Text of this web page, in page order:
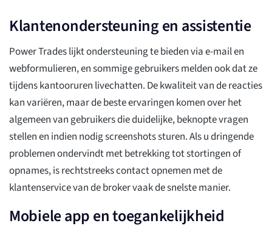
Klantenondersteuning en assistentie
Power Trades lijkt ondersteuning te bieden via e-mail en
webformulieren, en sommige gebruikers melden ook dat ze
tijdens kantooruren livechatten. De kwaliteit van de reacties
kan variëren, maar de beste ervaringen komen over het
algemeen van gebruikers die duidelijke, beknopte vragen
stellen en indien nodig screenshots sturen. Als u dringende
problemen ondervindt met betrekking tot stortingen of
opnames, is rechtstreeks contact opnemen met de
klantenservice van de broker vaak de snelste manier.
Mobiele app en toegankelijkheid